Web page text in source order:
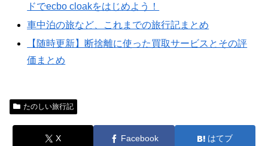
ドでecbo cloakをはじめよう！
車中泊の旅など、これまでの旅行記まとめ
【随時更新】断捨離に使った買取サービスとその評
価まとめ
たのしい旅行記
X Facebook はてブ